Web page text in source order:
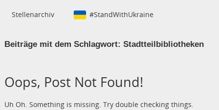
Stellenarchiv #StandWithUkraine
Beiträge mit dem Schlagwort: Stadtteilbibliotheken
Oops, Post Not Found!
Uh Oh. Something is missing. Try double checking things.